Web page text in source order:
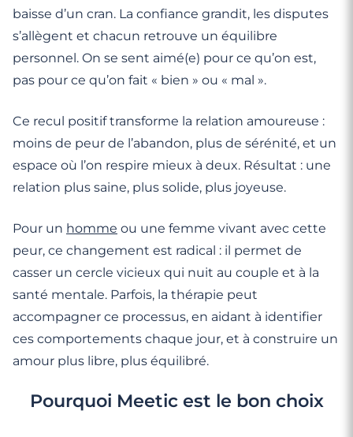
baisse d’un cran. La confiance grandit, les disputes
s’allègent et chacun retrouve un équilibre
personnel. On se sent aimé(e) pour ce qu’on est,
pas pour ce qu’on fait « bien » ou « mal ».
Ce recul positif transforme la relation amoureuse :
moins de peur de l’abandon, plus de sérénité, et un
espace où l’on respire mieux à deux. Résultat : une
relation plus saine, plus solide, plus joyeuse.
Pour un homme ou une femme vivant avec cette
peur, ce changement est radical : il permet de
casser un cercle vicieux qui nuit au couple et à la
santé mentale. Parfois, la thérapie peut
accompagner ce processus, en aidant à identifier
ces comportements chaque jour, et à construire un
amour plus libre, plus équilibré.
Pourquoi Meetic est le bon choix